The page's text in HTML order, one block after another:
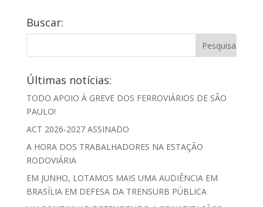
Buscar:
Últimas notícias:
TODO APOIO À GREVE DOS FERROVIÁRIOS DE SÃO
PAULO!
ACT 2026-2027 ASSINADO
A HORA DOS TRABALHADORES NA ESTAÇÃO
RODOVIÁRIA
EM JUNHO, LOTAMOS MAIS UMA AUDIÊNCIA EM
BRASÍLIA EM DEFESA DA TRENSURB PÚBLICA